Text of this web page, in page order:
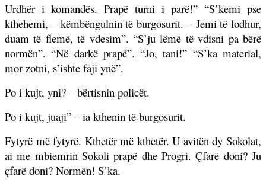
Urdhër i komandës. Prapë turni i parë!” “S’kemi pse
kthehemi, – këmbëngulnin të burgosurit. – Jemi të lodhur,
duam të flemë, të vdesim”. “S’ju lëmë të vdisni pa bërë
normën”. “Në darkë prapë”. “Jo, tani!” “S’ka material,
mor zotni, s’ishte faji ynë”.
Po i kujt, yni? – bërtisnin policët.
Po i kujt, juaji” – ia kthenin të burgosurit.
Fytyrë më fytyrë. Kthetër më kthetër. U avitën dy Sokolat,
ai me mbiemrin Sokoli prapë dhe Progri. Çfarë doni? Ju
çfarë doni? Normën! S’ka.